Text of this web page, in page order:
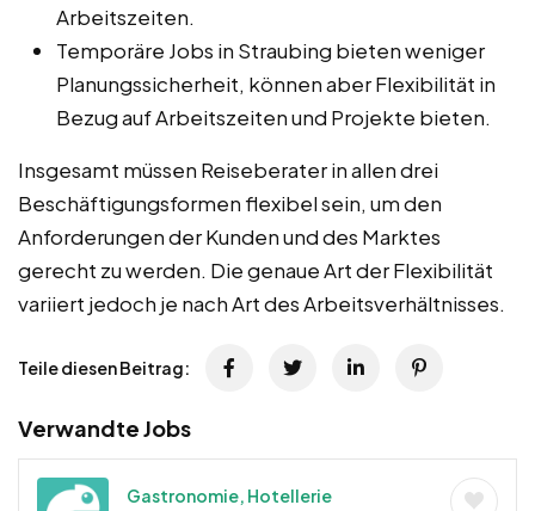
Arbeitszeiten.
Temporäre Jobs in Straubing bieten weniger
Planungssicherheit, können aber Flexibilität in
Bezug auf Arbeitszeiten und Projekte bieten.
Insgesamt müssen Reiseberater in allen drei
Beschäftigungsformen flexibel sein, um den
Anforderungen der Kunden und des Marktes
gerecht zu werden. Die genaue Art der Flexibilität
variiert jedoch je nach Art des Arbeitsverhältnisses.
Teile diesen Beitrag:
Verwandte Jobs
Gastronomie, Hotellerie